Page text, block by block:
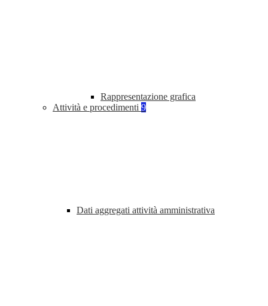
Rappresentazione grafica
Attività e procedimenti 9
Dati aggregati attività amministrativa